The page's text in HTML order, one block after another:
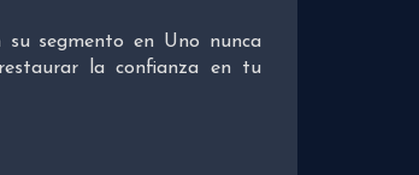
su segmento en Uno nunca
la confianza en tu